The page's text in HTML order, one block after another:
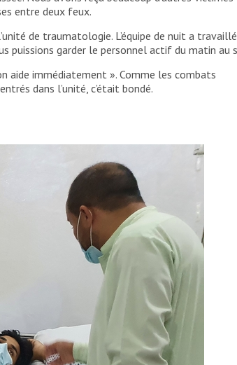
entre deux feux.
de traumatologie. L’équipe de nuit a travaillé
puissions garder le personnel actif du matin au
aide immédiatement ». Comme les combats
dans l’unité, c’était bondé.